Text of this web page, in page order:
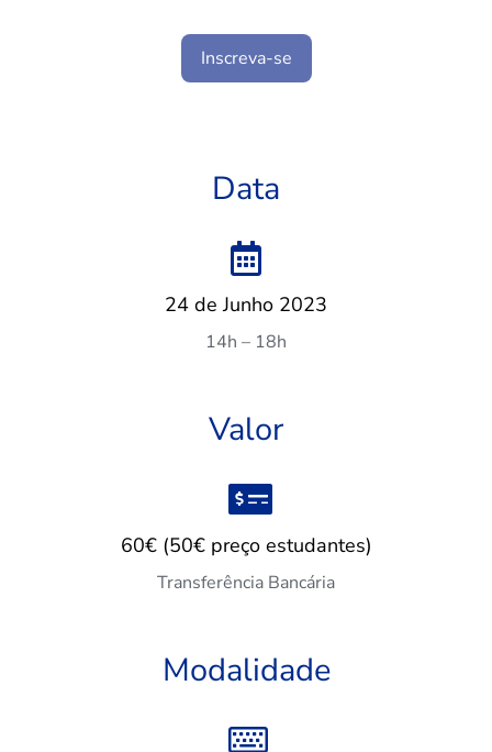
Inscreva-se
Data
24 de Junho 2023
14h – 18h
Valor
60€ (50€ preço estudantes)
Transferência Bancária
Modalidade